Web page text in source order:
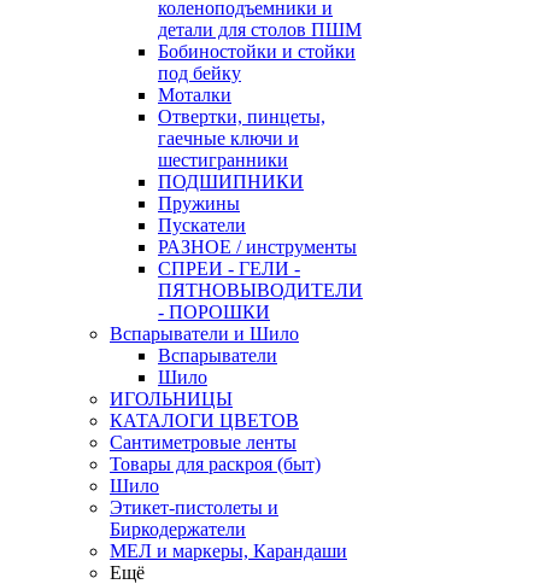
коленоподъемники и
детали для столов ПШМ
Бобиностойки и стойки
под бейку
Моталки
Отвертки, пинцеты,
гаечные ключи и
шестигранники
ПОДШИПНИКИ
Пружины
Пускатели
РАЗНОЕ / инструменты
СПРЕИ - ГЕЛИ -
ПЯТНОВЫВОДИТЕЛИ
- ПОРОШКИ
Вспарыватели и Шило
Вспарыватели
Шило
ИГОЛЬНИЦЫ
КАТАЛОГИ ЦВЕТОВ
Сантиметровые ленты
Товары для раскроя (быт)
Шило
Этикет-пистолеты и
Биркодержатели
МЕЛ и маркеры, Карандаши
Ещё